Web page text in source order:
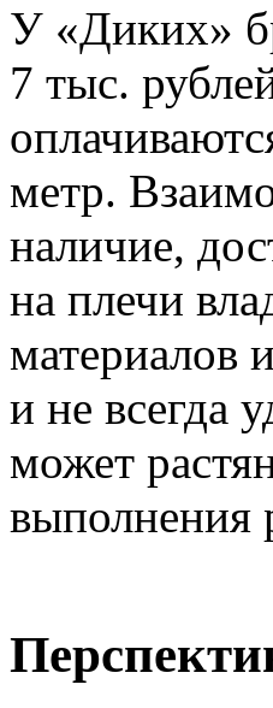
У «Диких»
7 тыс.
метр.
наличие,
на плечи
материалов
и не всегда
может
выполнения